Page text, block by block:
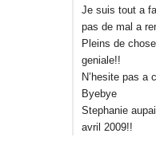
Je suis tout a
pas de mal a
Pleins de
geniale!!
N’hesite pas a
Byebye
Stephanie
avril 2009!!